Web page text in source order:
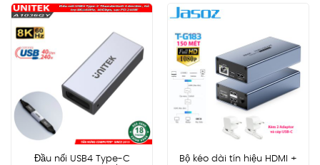
Đầu nối USB4 Type-C
Bộ kéo dài tín hiệu HDMI +